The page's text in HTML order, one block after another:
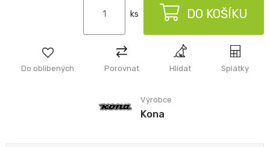
Výrobce
Kona
Do oblibených Porovnat Hlídat Splátky
ks DO KOŠÍKU